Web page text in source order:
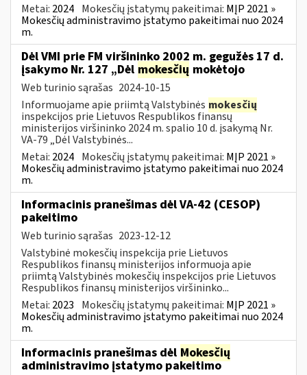
Metai: 2024 Mokesčių įstatymų pakeitimai: MĮP 2021 »
Mokesčių administravimo įstatymo pakeitimai nuo 2024
m.
Dėl VMI prie FM viršininko 2002 m. gegužės 17 d.
įsakymo Nr. 127 „Dėl mokesčių mokėtojo
Web turinio sąrašas 2024-10-15
Informuojame apie priimtą Valstybinės mokesčių
inspekcijos prie Lietuvos Respublikos finansų
ministerijos viršininko 2024 m. spalio 10 d. įsakymą Nr.
VA-79 „Dėl Valstybinės...
Metai: 2024 Mokesčių įstatymų pakeitimai: MĮP 2021 »
Mokesčių administravimo įstatymo pakeitimai nuo 2024
m.
Informacinis pranešimas dėl VA-42 (CESOP)
pakeitimo
Web turinio sąrašas 2023-12-12
Valstybinė mokesčių inspekcija prie Lietuvos
Respublikos finansų ministerijos informuoja apie
priimtą Valstybinės mokesčių inspekcijos prie Lietuvos
Respublikos finansų ministerijos viršininko...
Metai: 2023 Mokesčių įstatymų pakeitimai: MĮP 2021 »
Mokesčių administravimo įstatymo pakeitimai nuo 2024
m.
Informacinis pranešimas dėl Mokesčių
administravimo įstatymo pakeitimo